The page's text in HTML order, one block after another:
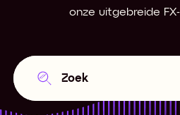
onze uitgebreide